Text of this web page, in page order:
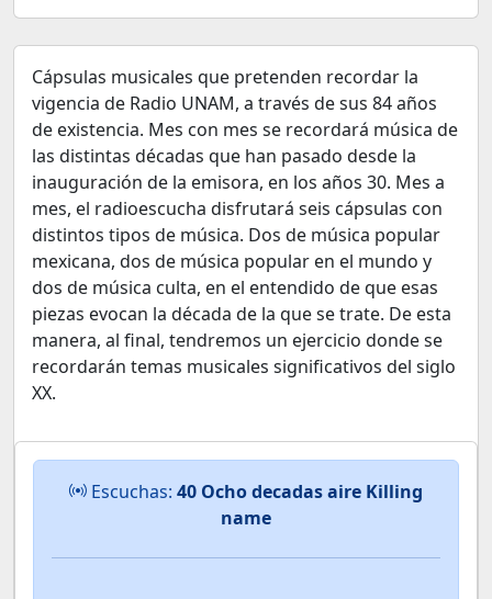
Cápsulas musicales que pretenden recordar la
vigencia de Radio UNAM, a través de sus 84 años
de existencia. Mes con mes se recordará música de
las distintas décadas que han pasado desde la
inauguración de la emisora, en los años 30. Mes a
mes, el radioescucha disfrutará seis cápsulas con
distintos tipos de música. Dos de música popular
mexicana, dos de música popular en el mundo y
dos de música culta, en el entendido de que esas
piezas evocan la década de la que se trate. De esta
manera, al final, tendremos un ejercicio donde se
recordarán temas musicales significativos del siglo
XX.
Escuchas: 40 Ocho decadas aire Killing
name